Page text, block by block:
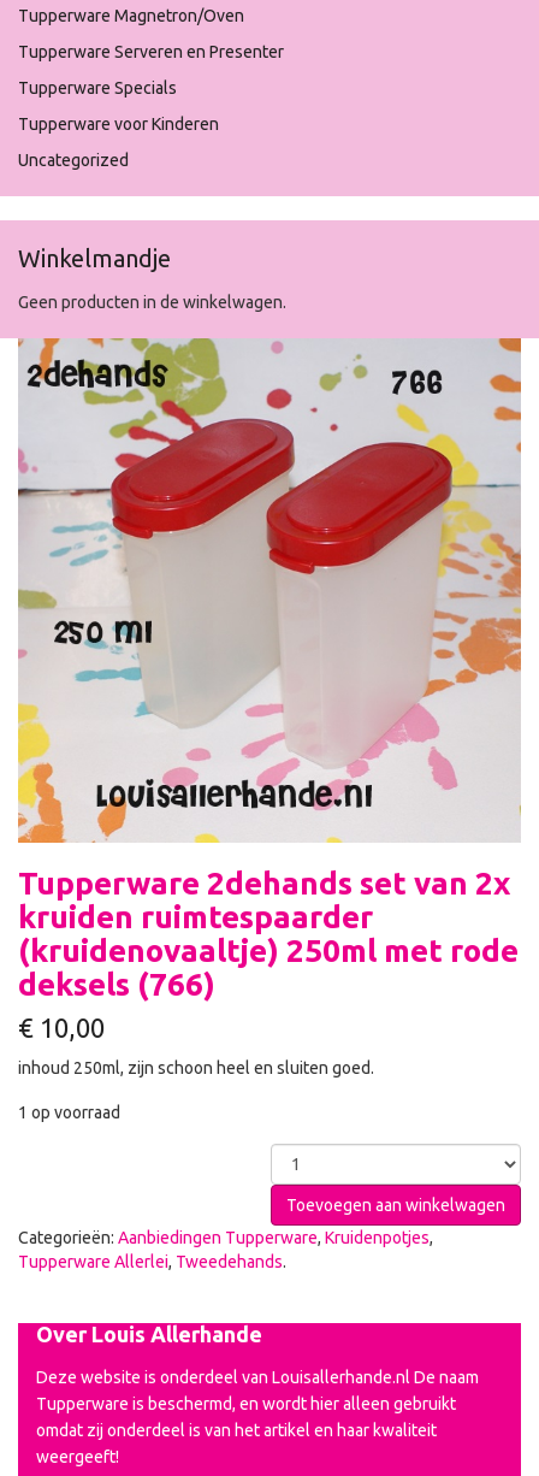
Tupperware Magnetron/Oven
Tupperware Serveren en Presenter
Tupperware Specials
Tupperware voor Kinderen
Uncategorized
Winkelmandje
Geen producten in de winkelwagen.
Tupperware 2dehands set van 2x
kruiden ruimtespaarder
(kruidenovaaltje) 250ml met rode
deksels (766)
€ 10,00
inhoud 250ml, zijn schoon heel en sluiten goed.
1 op voorraad
Toevoegen aan winkelwagen
Categorieën: Aanbiedingen Tupperware, Kruidenpotjes,
Tupperware Allerlei, Tweedehands.
Over Louis Allerhande
Deze website is onderdeel van Louisallerhande.nl De naam
Tupperware is beschermd, en wordt hier alleen gebruikt
omdat zij onderdeel is van het artikel en haar kwaliteit
weergeeft!